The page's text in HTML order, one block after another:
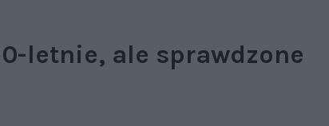
letnie, ale sprawdzone